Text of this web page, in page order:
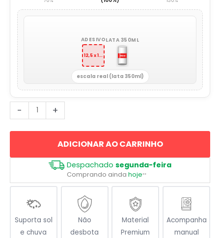
ADESIVO
12,5 x 12,5 cm
LATA 350ML
escala real (lata 350ml)
-
Radiação
Nuclear
+
ADICIONAR AO CARRINHO
Despachado segunda-feira
Comprando ainda hoje**
Suporta sol
e chuva
Não
desbota
Material
Premium
Acompanha
manual